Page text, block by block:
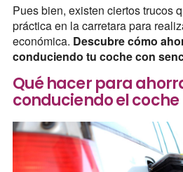
Pues bien, existen ciertos trucos
práctica en la carretara para
económica. Descubre cómo
conduciendo tu coche con
Qué hacer para
conduciendo el coche